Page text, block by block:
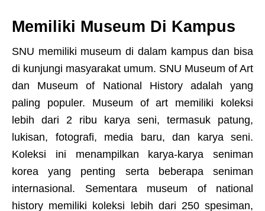
Memiliki Museum Di Kampus
SNU memiliki museum di dalam kampus dan bisa
di kunjungi masyarakat umum. SNU Museum of Art
dan Museum of National History adalah yang
paling populer. Museum of art memiliki koleksi
lebih dari 2 ribu karya seni, termasuk patung,
lukisan, fotografi, media baru, dan karya seni.
Koleksi ini menampilkan karya-karya seniman
korea yang penting serta beberapa seniman
internasional. Sementara museum of national
history memiliki koleksi lebih dari 250 spesiman,